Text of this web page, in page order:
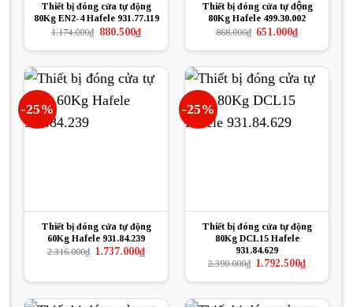
Thiết bị đóng cửa tự động
80Kg EN2-4 Hafele 931.77.119
1.174.000₫ Giá
là:
880.500₫Giá
hiện
tại
880.500₫.
Thiết bị đóng cửa tự động
80Kg Hafele 499.30.002
868.000₫ Giá
là:
651.000₫Giá
hiện
tại
651.000₫.
-25%
Thiết bị đóng cửa tự động
60Kg Hafele 931.84.239
2.316.000₫ Giá
1.737.000₫Giá
hiện
-25%
Thiết bị đóng cửa tự động
80Kg DCL15 Hafele
931.84.629
2.390.000₫ Giá
là:
1.792.500₫Giá
hiện
tại
1.792.500₫.